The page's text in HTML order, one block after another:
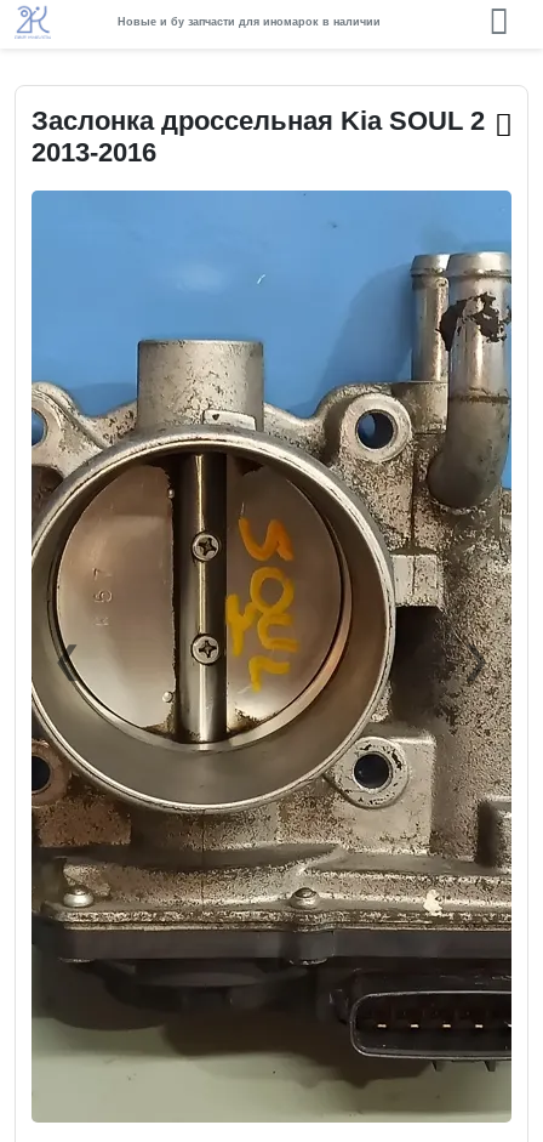
Новые и бу запчасти для иномарок в наличии
Заслонка дроссельная Kia SOUL 2
2013-2016
❮
Previous ❯Next